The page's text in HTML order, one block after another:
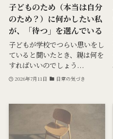
子どものため（本当は自分
のため？）に何かしたい私
が、「待つ」を選んでいる
子どもが学校でつらい思いをし
ていると聞いたとき、親は何を
すればいいのでしょう...
2026年7月11日 日常の気づき